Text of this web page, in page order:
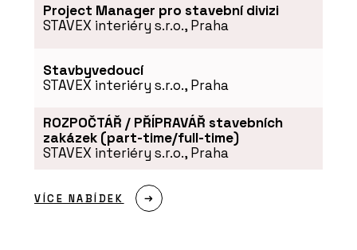
O FIRMĚ
Aluprof System Czech s.r.o.
PRODUKTY
Project Manager pro stavební divizi
STAVEX interiéry s.r.o., Praha
Stavbyvedoucí
STAVEX interiéry s.r.o., Praha
ROZPOČTÁŘ / PŘÍPRAVÁŘ stavebních
zakázek (part-time/full-time)
STAVEX interiéry s.r.o., Praha
VÍCE NABÍDEK